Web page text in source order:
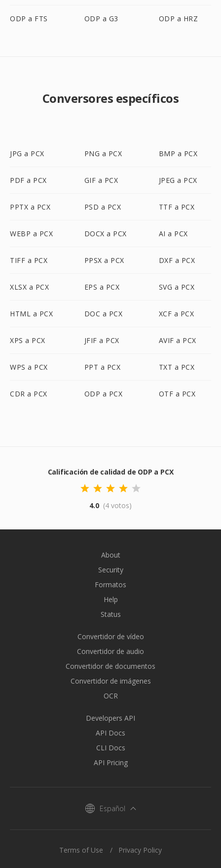
ODP a FTS ODP a G3 ODP a HRZ
Conversores específicos
JPG a PCX PNG a PCX BMP a PCX
PDF a PCX GIF a PCX JPEG a PCX
PPTX a PCX PSD a PCX TTF a PCX
WEBP a PCX DOCX a PCX AI a PCX
TIFF a PCX PPSX a PCX DXF a PCX
XLSX a PCX EPS a PCX SVG a PCX
HTML a PCX DOC a PCX XCF a PCX
XPS a PCX JFIF a PCX AVIF a PCX
WPS a PCX PPT a PCX TXT a PCX
CDR a PCX ODP a PCX OTF a PCX
Calificación de calidad de ODP a PCX
4.0 (4 votos)
About
Security
Formatos
Help
Status
Convertidor de vídeo
Convertidor de audio
Convertidor de documentos
Convertidor de imágenes
OCR
Developers API
API Docs
CLI Docs
API Pricing
Español
Terms of Use Privacy Policy